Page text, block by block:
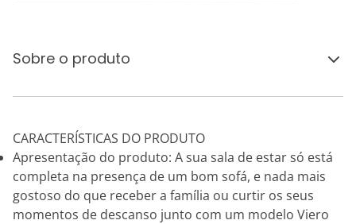
Sobre o produto
CARACTERÍSTICAS DO PRODUTO
Apresentação do produto: A sua sala de estar só está
completa na presença de um bom sofá, e nada mais
gostoso do que receber a família ou curtir os seus
momentos de descanso junto com um modelo Viero